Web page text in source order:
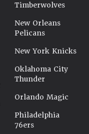
Timberwolves
New Orleans
Pelicans
New York Knicks
Oklahoma City
Thunder
Orlando Magic
Philadelphia
76ers